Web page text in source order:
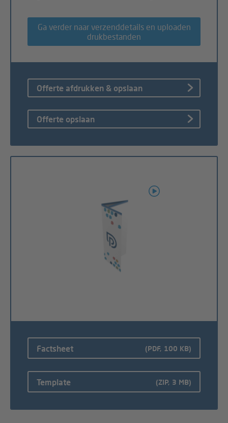
Ga verder naar verzenddetails en uploaden
drukbestanden
Offerte afdrukken & opslaan
Offerte opslaan
Factsheet (PDF, 100 KB)
Template (ZIP, 3 MB)